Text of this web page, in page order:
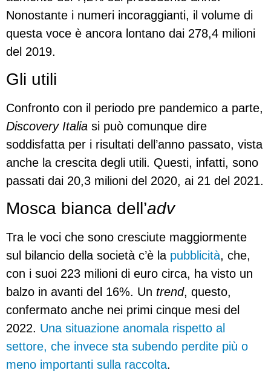
Nonostante i numeri incoraggianti, il volume di
questa voce è ancora lontano dai 278,4 milioni
del 2019.
Gli utili
Confronto con il periodo pre pandemico a parte,
Discovery Italia si può comunque dire
soddisfatta per i risultati dell’anno passato, vista
anche la crescita degli utili. Questi, infatti, sono
passati dai 20,3 milioni del 2020, ai 21 del 2021.
Mosca bianca dell’adv
Tra le voci che sono cresciute maggiormente
sul bilancio della società c’è la pubblicità, che,
con i suoi 223 milioni di euro circa, ha visto un
balzo in avanti del 16%. Un trend, questo,
confermato anche nei primi cinque mesi del
2022. Una situazione anomala rispetto al
settore, che invece sta subendo perdite più o
meno importanti sulla raccolta.